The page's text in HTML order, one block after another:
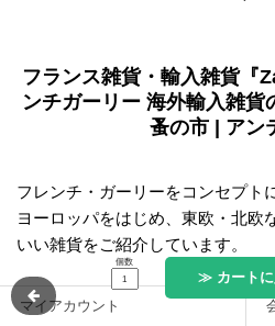
個数
≫ カートに
フランス雑貨・輸入雑貨『
ンチガーリー 海外輸入雑貨
蚤の市 | アン
フレンチ・ガーリーをコンセプト
ヨーロッパをはじめ、東欧・北欧
いい雑貨をご紹介しています。
マイアカウント